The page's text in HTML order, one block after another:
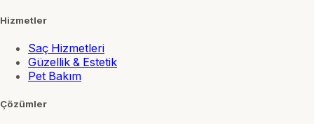
Hizmetler
Saç Hizmetleri
Güzellik & Estetik
Pet Bakım
Çözümler